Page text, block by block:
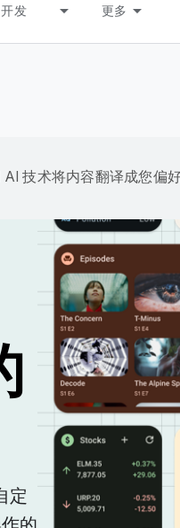
开发 更多
技术将内容翻译成您偏
定